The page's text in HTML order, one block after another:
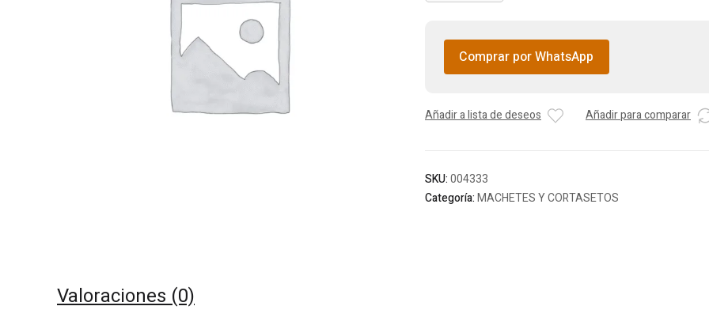
Comprar por WhatsApp
Añadir a lista de deseos Añadir para comparar
SKU:004333
Categoría:MACHETES Y CORTASETOS
Valoraciones (0)